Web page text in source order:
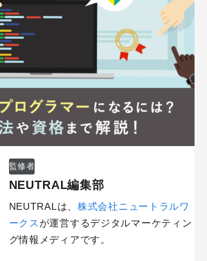
監修者
NEUTRAL編集部
NEUTRALは、 株式会社ニュートラルワ
ークスが運営するデジタルマーケティン
グ情報メディアです。